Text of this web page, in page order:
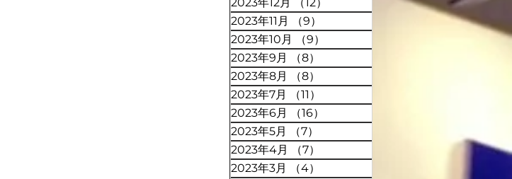
2023年11月
（9）
2023年10月
（9）
2023年9月
（8）
2023年8月
（8）
2023年7月
（11）
2023年6月
（16）
2023年5月
（7）
2023年4月
（7）
2023年3月
（4）